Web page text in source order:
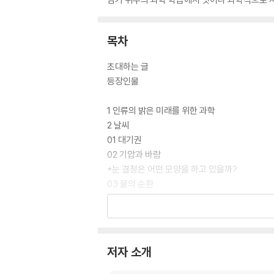
목차
초대하는 글
등장인물
1 인류의 밝은 미래를 위한 과학
2 날씨
01 대기권
02 기압과 바람
*눈 결정은 어떤 모양을 하고 있을까?
03 물의 순환
04 기후와 생물
06 지구 내부의 열 순환
저자 소개